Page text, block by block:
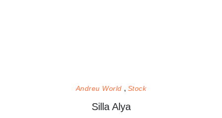
Andreu World Stock
Silla Alya